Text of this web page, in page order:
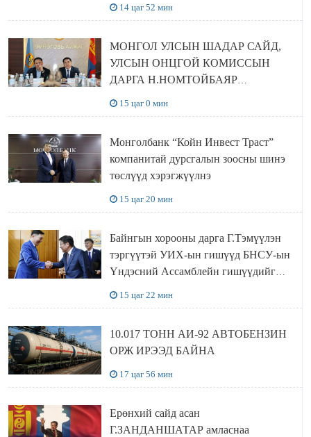
14 цаг 52 мин
МОНГОЛ УЛСЫН ШАДАР САЙД,
УЛСЫН ОНЦГОЙ КОМИССЫН
ДАРГА Н.НОМТОЙБАЯР
15 цаг 0 мин
Монголбанк “Койн Инвест Траст”
компанитай дурсгалын зоосны шинэ
төслүүд хэрэгжүүлнэ
15 цаг 20 мин
Байнгын хорооны дарга Г.Тэмүүлэн
тэргүүтэй УИХ-ын гишүүд БНСУ-ын
Үндэсний Ассамблейн гишүүдийг
15 цаг 22 мин
10.017 ТОНН АИ-92 АВТОБЕНЗИН
ОРЖ ИРЭЭД БАЙНА
17 цаг 56 мин
Ерөнхий сайд асан
Г.ЗАНДАНШАТАР амласнаа